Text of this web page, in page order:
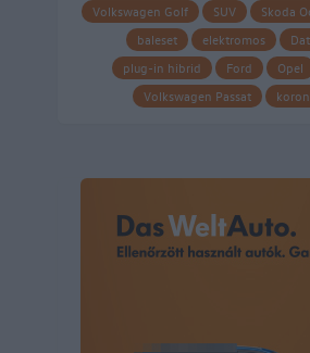
Volkswagen Golf
SUV Skoda
baleset
elektromos
plug-in hibrid
Ford Opel
Volkswagen Passat